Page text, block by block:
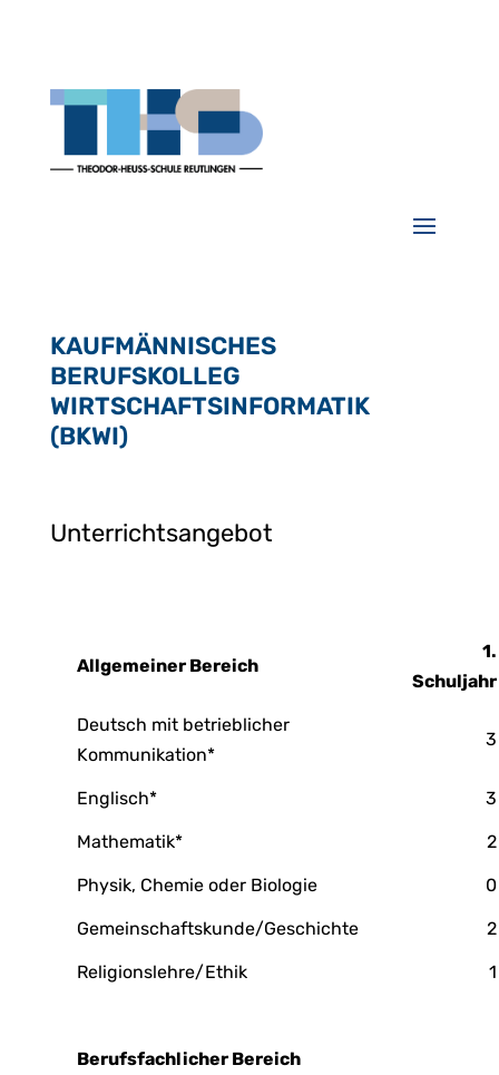
KAUFMÄNNISCHES
BERUFSKOLLEG
WIRTSCHAFTSINFORMATIK
(BKWI)
Unterrichtsangebot
Allgemeiner Bereich
1.
Schuljahr
Deutsch mit betrieblicher
Kommunikation*
3
Englisch* 3
Mathematik* 2
Physik, Chemie oder Biologie 0
Gemeinschaftskunde/Geschichte 2
Religionslehre/Ethik 1
Berufsfachlicher Bereich